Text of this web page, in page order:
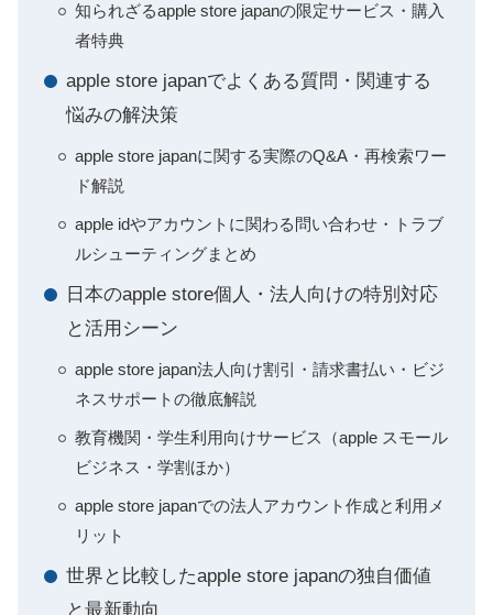
知られざるapple store japanの限定サービス・購入
者特典
apple store japanでよくある質問・関連する
悩みの解決策
apple store japanに関する実際のQ&A・再検索ワー
ド解説
apple idやアカウントに関わる問い合わせ・トラブ
ルシューティングまとめ
日本のapple store個人・法人向けの特別対応
と活用シーン
apple store japan法人向け割引・請求書払い・ビジ
ネスサポートの徹底解説
教育機関・学生利用向けサービス（apple スモール
ビジネス・学割ほか）
apple store japanでの法人アカウント作成と利用メ
リット
世界と比較したapple store japanの独自価値
と最新動向